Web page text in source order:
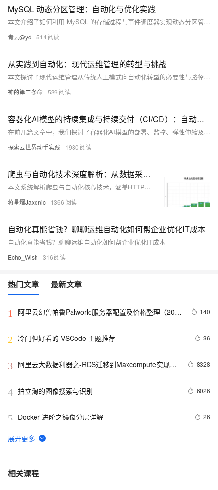
MySQL 动态分区管理：自动化与优化实践
本文介绍了如何利用 MySQL 的存储过程与事件调度器实现动态分区管理，自动化应对数据增长，提升查询性能与数据管理效率，并详细解析了分区创建、冲突避免及实际应用中的关键注意事项。
青云@yd 514
从实践到自动化：现代运维管理的转型与挑战
本文探讨了现代运维管理从传统人工模式向自动化转型的必要性与路径，分析了传统运维的痛点，如效率低、响应慢、依赖经验等问题，并介绍了自动化运维在提升效率、降低成本、增强系统稳定性与安全性方面的优势。结合技术工具与实践案例，文章展示了企业如何通过自动化实现运维升级，推动数字化转型，提升业务竞争力。
神的第二条命 539
容器化AI模型的持续集成与持续交付（CI/CD）：自动化模型更新与部署
在前几篇文章中，我们探讨了容器化AI模型的部署、监控、弹性伸缩及安全防护。为加速模型迭代以适应新数据和业务需求，需实现容器化AI模型的持续集成与持续交付（CI/CD）。CI/CD通过自动化构建、测试和部署流程，提高模型更新速度和质量，降低部署风险，增强团队协作。使用Jenkins和Kubernetes可构建高效CI/CD流水线，自动化模型开发和部署，确保环境一致性并提升整体效率。
探索云世界动手实践 1980
爬虫与自动化技术深度解析：从数据采集到智能运维的完整实战指南
本文系统解析爬虫与自动化核心技术，涵盖HTTP请求、数据解析、分布式架构及反爬策略，结合Scrapy、Selenium等框架实战，助力构建高效、稳定、合规的数据采集系统。
蒋星熠Jaxonic 1366
自动化真能省钱？聊聊运维自动化如何帮企业优化IT成本
自动化真能省钱？聊聊运维自动化如何帮企业优化IT成本
Echo_Wish 316
热门文章 最新文章
1
阿里云幻兽帕鲁Palworld服务器配置及价格整理（2024
140
2 冷门但好看的 VSCode 主题推荐 36
3
阿里云大数据利器之-RDS迁移到Maxcompute实现动
8328
4 拍立淘的图像搜索与识别 6026
5 Docker 进阶之镜像分层详解 26
6 GET 请求和 POST 请求的安全性有何区别？
7 hdu 3015 Disharmony Trees
相关课程